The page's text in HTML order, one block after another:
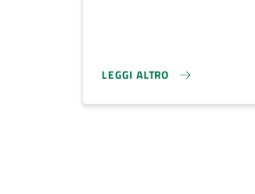
LEGGI ALTRO
FESTA DELLA FAMIGLIA 2026}